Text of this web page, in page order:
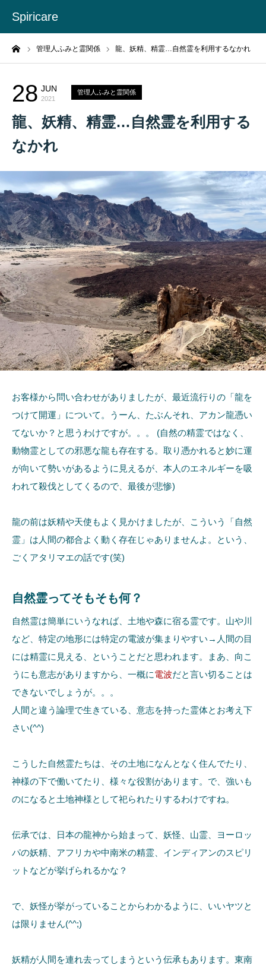
Spiricare
管理人ふみと霊関係 龍、妖精、精霊…自然霊を利用するなかれ
28 JUN
2021
管理人ふみと霊関係
龍、妖精、精霊…自然霊を利用する
なかれ
お客様から問い合わせがありましたが、最近流行りの「龍を
つけて開運」について。うーん、たぶんそれ、アカン龍憑い
てないか？と思うわけですが。。。 (自然の精霊ではなく、
動物霊としての邪悪な龍も存在する。取り憑かれると妙に運
が向いて勢いがあるように見えるが、本人のエネルギーを吸
われて殺伐としてくるので、最後が悲惨)
龍の前は妖精や天使もよく見かけましたが、こういう「自然
霊」は人間の都合よく動く存在じゃありませんよ。という、
ごくアタリマエの話です(笑)
自然霊ってそもそも何？
自然霊は簡単にいうなれば、土地や森に宿る霊です。山や川
など、特定の地形には特定の電波が集まりやすい→人間の目
には精霊に見える、ということだと思われます。まあ、向こ
うにも意志がありますから、一概に電波だと言い切ることは
できないでしょうが。。。
人間と違う論理で生きている、意志を持った霊体とお考え下
さい(^^)
こうした自然霊たちは、その土地になんとなく住んでたり、
神様の下で働いてたり、様々な役割があります。で、強いも
のになると土地神様として祀られたりするわけですね。
伝承では、日本の龍神から始まって、妖怪、山霊、ヨーロッ
パの妖精、アフリカや中南米の精霊、インディアンのスピリ
ットなどが挙げられるかな？
で、妖怪が挙がっていることからわかるように、いいヤツと
は限りません(^^;)
妖精が人間を連れ去ってしまうという伝承もあります。東南